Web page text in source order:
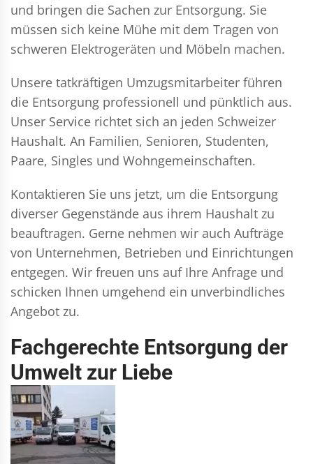
und bringen die Sachen zur Entsorgung. Sie
müssen sich keine Mühe mit dem Tragen von
schweren Elektrogeräten und Möbeln machen.
Unsere tatkräftigen Umzugsmitarbeiter führen
die Entsorgung professionell und pünktlich aus.
Unser Service richtet sich an jeden Schweizer
Haushalt. An Familien, Senioren, Studenten,
Paare, Singles und Wohngemeinschaften.
Kontaktieren Sie uns jetzt, um die Entsorgung
diverser Gegenstände aus ihrem Haushalt zu
beauftragen. Gerne nehmen wir auch Aufträge
von Unternehmen, Betrieben und Einrichtungen
entgegen. Wir freuen uns auf Ihre Anfrage und
schicken Ihnen umgehend ein unverbindliches
Angebot zu.
Fachgerechte Entsorgung der
Umwelt zur Liebe